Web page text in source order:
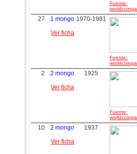
Fuente:
27
1 mongo
Ver ficha
1970-1981
Fuente:
2
2 mongo
Ver ficha
1925
Fuente:
10
2 mongo
Ver ficha
1937